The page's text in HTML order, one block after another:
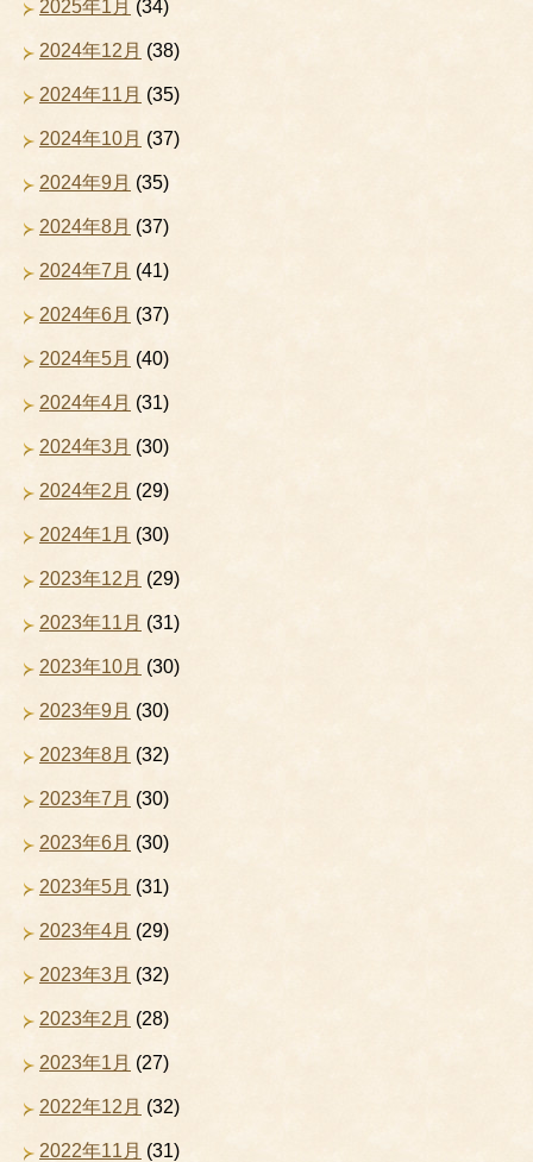
2025年1月 (34)
2024年12月 (38)
2024年11月 (35)
2024年10月 (37)
2024年9月 (35)
2024年8月 (37)
2024年7月 (41)
2024年6月 (37)
2024年5月 (40)
2024年4月 (31)
2024年3月 (30)
2024年2月 (29)
2024年1月 (30)
2023年12月 (29)
2023年11月 (31)
2023年10月 (30)
2023年9月 (30)
2023年8月 (32)
2023年7月 (30)
2023年6月 (30)
2023年5月 (31)
2023年4月 (29)
2023年3月 (32)
2023年2月 (28)
2023年1月 (27)
2022年12月 (32)
2022年11月 (31)